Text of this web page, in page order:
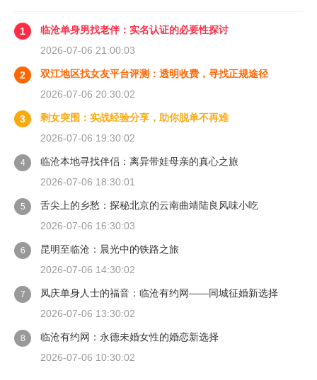
1
临沧单身男找老伴：实名认证的必要性探讨
2026-07-06 21:00:03
2
双江地区找女友平台评测：透明收费，寻找正规途径
2026-07-06 20:30:02
3
剩女突围：实战经验分享，助你脱单不再难
2026-07-06 19:30:02
4
临沧本地寻找伴侣：离异带娃母亲的真心之旅
2026-07-06 18:30:01
5
舌尖上的乡愁：探秘北京的云南曲靖陆良风味小吃
2026-07-06 16:30:03
6
昆明至临沧：晨光中的铁路之旅
2026-07-06 14:30:02
7
凤庆单身人士的福音：临沧有约网——同城征婚新选择
2026-07-06 13:30:02
8
临沧有约网：永德未婚女性的婚恋新选择
2026-07-06 10:30:02